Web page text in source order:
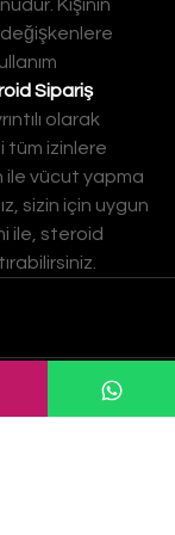
Kişinin
değişkenlere
Sipariş
olarak
tüm izinlere
ile vücut yapma
sizin için uygun
ile, steroid